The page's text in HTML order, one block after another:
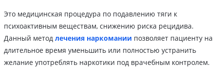
Это медицинская процедура по подавлению тяги к
психоактивным веществам, снижению риска рецидива.
Данный метод лечения наркомании позволяет пациенту на
длительное время уменьшить или полностью устранить
желание употреблять наркотики под врачебным контролем.